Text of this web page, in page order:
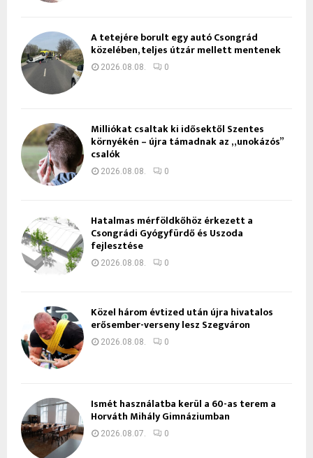
A tetejére borult egy autó Csongrád
közelében, teljes útzár mellett mentenek
2026.08.08. 0
Milliókat csaltak ki idősektől Szentes
környékén – újra támadnak az „unokázós”
csalók
2026.08.08. 0
Hatalmas mérföldkőhöz érkezett a
Csongrádi Gyógyfürdő és Uszoda
fejlesztése
2026.08.08. 0
Közel három évtized után újra hivatalos
erősember-verseny lesz Szegváron
2026.08.08. 0
Ismét használatba kerül a 60-as terem a
Horváth Mihály Gimnáziumban
2026.08.07. 0